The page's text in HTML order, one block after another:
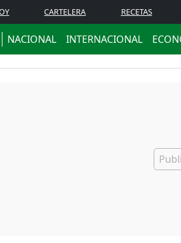
CARTELERA RECETAS
NACIONAL INTERNACIONAL